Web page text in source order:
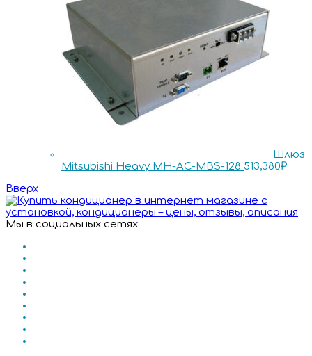
Шлюз
Mitsubishi Heavy MH-AC-MBS-128 513,380₽
Вверх
Мы в социальных сетях: